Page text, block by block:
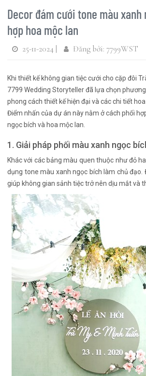
Decor đám cưới tone màu
hợp hoa mộc lan
25-11-2024 | Đăng bởi: 7799WST
Khi thiết kế không gian tiệc cưới cho cặp đôi
7799 Wedding Storyteller đã lựa chọn
phong cách thiết kế hiện đại và các chi tiết
Điểm nhấn của dự án này nằm ở cách phối
ngọc bích và hoa mộc lan.
1. Giải pháp phối màu xanh ngọc
Khác với các bảng màu quen thuộc như đỏ
dụng tone màu xanh ngọc bích làm chủ đạo.
giúp không gian sảnh tiệc trở nên dịu mắt và